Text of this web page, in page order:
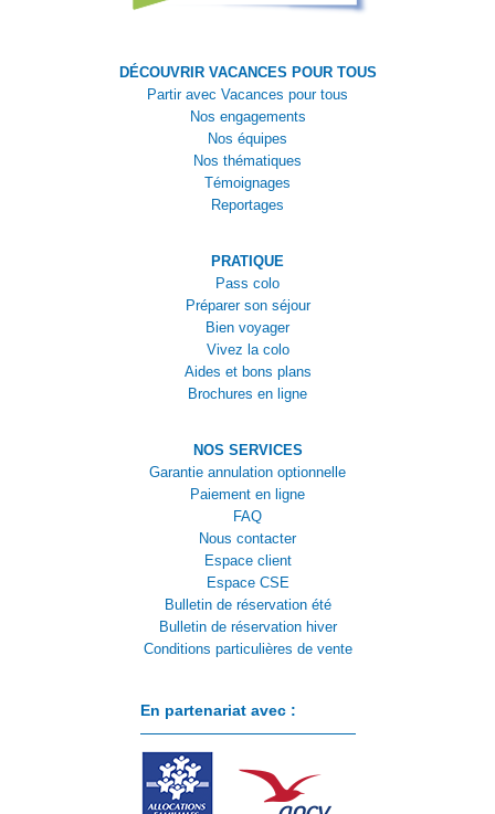
DÉCOUVRIR VACANCES POUR TOUS
Partir avec Vacances pour tous
Nos engagements
Nos équipes
Nos thématiques
Témoignages
Reportages
PRATIQUE
Pass colo
Préparer son séjour
Bien voyager
Vivez la colo
Aides et bons plans
Brochures en ligne
NOS SERVICES
Garantie annulation optionnelle
Paiement en ligne
FAQ
Nous contacter
Espace client
Espace CSE
Bulletin de réservation été
Bulletin de réservation hiver
Conditions particulières de vente
En partenariat avec :